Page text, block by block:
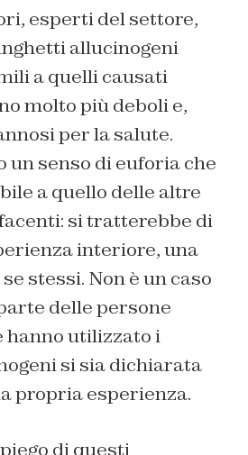
esperti del settore,
allucinogeni
a quelli causati
molto più deboli e,
per la salute.
un senso di euforia che
a quello delle altre
si tratterebbe di
interiore, una
stessi. Non è un caso
delle persone
utilizzato i
si sia dichiarata
propria esperienza.
di questi